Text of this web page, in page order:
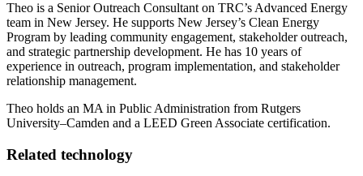
Theo is a Senior Outreach Consultant on TRC’s Advanced Energy
team in New Jersey. He supports New Jersey’s Clean Energy
Program by leading community engagement, stakeholder outreach,
and strategic partnership development. He has 10 years of
experience in outreach, program implementation, and stakeholder
relationship management. ​​​​‌ ‍ ​‍​‍‌‍ ‌ ​‍‌‍‍‌‌‍‌ ‌‍‍‌‌‍ ‍​‍​‍​ ‍‍​‍​‍‌ ​ ‌‍​‌‌‍ ‍‌‍‍‌‌ ‌​‌ ‍‌​‍ ‍‌‍‍‌‌‍ ​‍​‍​‍ ​​‍​‍‌‍‍​‌ ​‍‌‍‌‌‌‍‌‍​‍​‍​ ‍‍​‍​‍‌‍‍​‌ ‌​‌ ‌​‌ ​​​ ‍‍​‍ ​‍ ‌‍ ​‌‍ ‌‍​ ‌‍​‌‌‍ ​‌‍‍​‌‍ ‌ ​ ‌ ‌​​ ‍‍​ ​ ​ ​ ​ ​ ​ ​ ​‍ ‌‍‍‌‌‍ ‍‌ ‌​‌‍‌‌‌‍ ‍‌ ‌​​‍ ‌‍‌‌‌‍‌​‌‍‍‌‌ ‌​​‍ ‌‍ ‌‌‍ ‌‍‌​‌‍‌‌​ ‌‌ ​​‌ ​‍‌‍‌‌‌ ​ ‌‍‌‌‌‍ ‍‌ ‌​‌‍​‌‌ ‌​‌‍‍‌‌‍ ‌‍ ‍​ ‍ ‌‍‍‌‌‍‌​​ ‌​ ‌ ​ ‌‌​ ‌‌‌‍​ ​ ​ ​ ‌ ​ ‍​​ ‌​​‍ ‌‌‍​ ​ ‍​​ ‌​‌‍‌‍​‍ ‌​ ‌​‌‍‌‍​ ​‌‌‍‌​​‍ ‌​ ‍​​ ‌‌‌‍​‌‌‍​ ​‍ ‌‌‍‌​​ ‍​​ ​​‌‍​‌‌‍‌‌​ ‍‌​ ‌‌​ ​​​ ​‌‌‍​ ​ ​​‌‍​ ​ ‍ ‌ ‌​‌ ‍‌‌ ​​‌‍‌‌​ ‌‌‍‌‌‌ ‌‍‌‍‌‌‌‍ ‍‌ ‌​​ ‍ ‌ ​​‌‍​‌‌ ‌​‌‍‍​​ ‌‌ ​ ‌‍‍‌‌‍‌​‌‍‌‌‌‍​‍‌‍​‌‌ ​‍​‍‌‌​ ‌‌‌​​‍‌‌ ‌‍‍ ‌‍‌‌‌ ‍‌​‍‌‌​ ​ ‌​‌​​‍‌‌​ ​ ‌​‌​​‍‌‌​ ​‍​ ​‍‌‍​‌​ ​‌​ ‌‍‌‍‌​‌‍‌‌​ ‍‌​ ‍​​ ‌​​ ‌‌​ ​‌‌‍​‍‌‍‌‍​‍‌‌​ ​‍​ ​‍​‍‌‌​ ‌‌‌​‌​​‍ ‍‌‍​ ‌‍ ‌‍ ‍‌ ‌​‌‍‌‌‌‍ ‍‌ ‌​​‍‌‌​ ‌‌‌​​‍‌‌ ‌‍‍ ‌‍‌‌‌ ‍‌​‍‌‌​ ​ ‌​‌​​‍‌‌​ ​ ‌​‌​​‍‌‌​ ​‍​ ​‍‌‍​ ‌‍‌​​ ‌ ​ ​‌​ ‍‌‌‍‌‌‌‍​‍​ ‌​​ ‌​‌‍‌‍‌‍​‌​ ‌ ​‍‌‌​ ​‍​ ​‍​‍‌‌​ ‌‌‌​‌​​‍ ‍‌‍​ ‌‍‍​‌‍‍‌‌‍ ​‌‍‌​‌ ​‍‌‍‌‌‌‍ ‍​‍‌‌​ ‌‌‌​​‍‌‌ ‌‍‍ ‌‍‌‌‌ ‍‌​‍‌‌​ ​ ‌​‌​​‍‌‌​ ​ ‌​‌​​‍‌‌​ ​‍​ ​‍​ ‌‌​ ​‍​ ​​​ ​‌​ ‌‌​ ‍​‌‍‌‌‌‍​‍​ ​​​ ​​‌‍‌​‌‍‌​​‍‌‌​ ​‍​ ​‍​‍‌‌​ ‌‌‌​‌​​‍ ‍‌ ‌​‌‍‌‌‌ ‍​‌ ‌​​ ‌‍​‍‌‍​‌‌ ​ ‌‍‌‌‌‌‌‌‌ ​‍‌‍ ​​ ‌‌‍‍​‌ ‌​‌ ‌​‌ ​​​‍‌‌​ ​ ‌​​‌​‍‌‌​ ​‍‌​‌‍​‍‌‌​ ​‍‌​‌‍‌‍ ​‌‍ ‌‍​ ‌‍​‌‌‍ ​‌‍‍​‌‍ ‌ ​ ‌ ‌​​‍‌‌​ ​ ‌​​‌​ ​ ​ ​ ​ ​ ​ ​ ​‍‌‍‌‍‍‌‌‍‌​​ ‌​ ‌ ​ ‌‌​ ‌‌‌‍​ ​ ​ ​ ‌ ​ ‍​​ ‌​​‍ ‌‌‍​ ​ ‍​​ ‌​‌‍‌‍​‍ ‌​ ‌​‌‍‌‍​ ​‌‌‍‌​​‍ ‌​ ‍​​ ‌‌‌‍​‌‌‍​ ​‍ ‌‌‍‌​​ ‍​​ ​​‌‍​‌‌‍‌‌​ ‍‌​ ‌‌​ ​​​ ​‌‌‍​ ​ ​​‌‍​ ​‍‌‍‌ ‌​‌ ‍‌‌ ​​‌‍‌‌​ ‌‌‍‌‌‌ ‌‍‌‍‌‌‌‍ ‍‌ ‌​​‍‌‍‌ ​​‌‍​‌‌ ‌​‌‍‍​​ ‌‌ ​ ‌‍‍‌‌‍‌​‌‍‌‌‌‍​‍‌‍​‌‌ ​‍​‍‌‌​ ‌‌‌​​‍‌‌ ‌‍‍ ‌‍‌‌‌ ‍‌​‍‌‌​ ​ ‌​‌​​‍‌‌​ ​ ‌​‌​​‍‌‌​ ​‍​ ​‍‌‍​‌​ ​‌​ ‌‍‌‍‌​‌‍‌‌​ ‍‌​ ‍​​ ‌​​ ‌‌​ ​‌‌‍​‍‌‍‌‍​‍‌‌​ ​‍​ ​‍​‍‌‌​ ‌‌‌​‌​​‍ ‍‌‍​ ‌‍ ‌‍ ‍‌ ‌​‌‍‌‌‌‍ ‍‌ ‌​​‍‌‌​ ‌‌‌​​‍‌‌ ‌‍‍ ‌‍‌‌‌ ‍‌​‍‌‌​ ​ ‌​‌​​‍‌‌​ ​ ‌​‌​​‍‌‌​ ​‍​ ​‍‌‍​ ‌‍‌​​ ‌ ​ ​‌​ ‍‌‌‍‌‌‌‍​‍​ ‌​​ ‌​‌‍‌‍‌‍​‌​ ‌ ​‍‌‌​ ​‍​ ​‍​‍‌‌​ ‌‌‌​‌​​‍ ‍‌‍​ ‌‍‍​‌‍‍‌‌‍ ​‌‍‌​‌ ​‍‌‍‌‌‌‍ ‍​‍‌‌​ ‌‌‌​​‍‌‌ ‌‍‍ ‌‍‌‌‌ ‍‌​‍‌‌​ ​ ‌​‌​​‍‌‌​ ​ ‌​‌​​‍‌‌​ ​‍​ ​‍​ ‌‌​ ​‍​ ​​​ ​‌​ ‌‌​ ‍​‌‍‌‌‌‍​‍​ ​​​ ​​‌‍‌​‌‍‌​​‍‌‌​ ​‍​ ​‍​‍‌‌​ ‌‌‌​‌​​‍ ‍‌ ‌​‌‍‌‌‌ ‍​‌ ‌​​‍‌‍‌ ​​‌‍‌‌‌ ​‍‌ ​ ‌ ​​‌‍‌‌‌‍​ ‌ ‌​‌‍‍‌‌ ‌‍‌‍‌‌​ ‌‌ ​​‌ ‌‌‌‍​‍‌‍ ​‌‍‍‌‌ ​ ‌‍‍​‌‍‌‌‌‍‌​​‍​‍‌ ‌
Theo holds an MA in Public Administration from Rutgers
University–Camden and a LEED Green Associate certification.​​​​‌ ‍ ​‍​‍‌‍ ‌ ​‍‌‍‍‌‌‍‌ ‌‍‍‌‌‍ ‍​‍​‍​ ‍‍​‍​‍‌ ​ ‌‍​‌‌‍ ‍‌‍‍‌‌ ‌​‌ ‍‌​‍ ‍‌‍‍‌‌‍ ​‍​‍​‍ ​​‍​‍‌‍‍​‌ ​‍‌‍‌‌‌‍‌‍​‍​‍​ ‍‍​‍​‍‌‍‍​‌ ‌​‌ ‌​‌ ​​​ ‍‍​‍ ​‍ ‌‍ ​‌‍ ‌‍​ ‌‍​‌‌‍ ​‌‍‍​‌‍ ‌ ​ ‌ ‌​​ ‍‍​ ​ ​ ​ ​ ​ ​ ​ ​‍ ‌‍‍‌‌‍ ‍‌ ‌​‌‍‌‌‌‍ ‍‌ ‌​​‍ ‌‍‌‌‌‍‌​‌‍‍‌‌ ‌​​‍ ‌‍ ‌‌‍ ‌‍‌​‌‍‌‌​ ‌‌ ​​‌ ​‍‌‍‌‌‌ ​ ‌‍‌‌‌‍ ‍‌ ‌​‌‍​‌‌ ‌​‌‍‍‌‌‍ ‌‍ ‍​ ‍ ‌‍‍‌‌‍‌​​ ‌​ ‌ ​ ‌‌​ ‌‌‌‍​ ​ ​ ​ ‌ ​ ‍​​ ‌​​‍ ‌‌‍​ ​ ‍​​ ‌​‌‍‌‍​‍ ‌​ ‌​‌‍‌‍​ ​‌‌‍‌​​‍ ‌​ ‍​​ ‌‌‌‍​‌‌‍​ ​‍ ‌‌‍‌​​ ‍​​ ​​‌‍​‌‌‍‌‌​ ‍‌​ ‌‌​ ​​​ ​‌‌‍​ ​ ​​‌‍​ ​ ‍ ‌ ‌​‌ ‍‌‌ ​​‌‍‌‌​ ‌‌‍‌‌‌ ‌‍‌‍‌‌‌‍ ‍‌ ‌​​ ‍ ‌ ​​‌‍​‌‌ ‌​‌‍‍​​ ‌‌ ​ ‌‍‍‌‌‍‌​‌‍‌‌‌‍​‍‌‍​‌‌ ​‍​‍‌‌​ ‌‌‌​​‍‌‌ ‌‍‍ ‌‍‌‌‌ ‍‌​‍‌‌​ ​ ‌​‌​​‍‌‌​ ​ ‌​‌​​‍‌‌​ ​‍​ ​‍‌‍​‌​ ​‌​ ‌‍‌‍‌​‌‍‌‌​ ‍‌​ ‍​​ ‌​​ ‌‌​ ​‌‌‍​‍‌‍‌‍​‍‌‌​ ​‍​ ​‍​‍‌‌​ ‌‌‌​‌​​‍ ‍‌‍​ ‌‍ ‌‍ ‍‌ ‌​‌‍‌‌‌‍ ‍‌ ‌​​‍‌‌​ ‌‌‌​​‍‌‌ ‌‍‍ ‌‍‌‌‌ ‍‌​‍‌‌​ ​ ‌​‌​​‍‌‌​ ​ ‌​‌​​‍‌‌​ ​‍​ ​‍​ ​ ​ ‌ ​ ​​​ ‌‌‌‍​‍‌‍‌‌​ ‌ ‌‍‌​​ ‌​​ ‌‍​ ​​​ ‍‌​‍‌‌​ ​‍​ ​‍​‍‌‌​ ‌‌‌​‌​​‍ ‍‌‍​ ‌‍‍​‌‍‍‌‌‍ ​‌‍‌​‌ ​‍‌‍‌‌‌‍ ‍​‍‌‌​ ‌‌‌​​‍‌‌ ‌‍‍ ‌‍‌‌‌ ‍‌​‍‌‌​ ​ ‌​‌​​‍‌‌​ ​ ‌​‌​​‍‌‌​ ​‍​ ​‍​ ‌‌​ ​‍​ ​​​ ​‌​ ‌‌​ ‍​‌‍‌‌‌‍​‍​ ​​​ ​​‌‍‌​‌‍‌​​‍‌‌​ ​‍​ ​‍​‍‌‌​ ‌‌‌​‌​​‍ ‍‌ ‌​‌‍‌‌‌ ‍​‌ ‌​​ ‌‍​‍‌‍​‌‌ ​ ‌‍‌‌‌‌‌‌‌ ​‍‌‍ ​​ ‌‌‍‍​‌ ‌​‌ ‌​‌ ​​​‍‌‌​ ​ ‌​​‌​‍‌‌​ ​‍‌​‌‍​‍‌‌​ ​‍‌​‌‍‌‍ ​‌‍ ‌‍​ ‌‍​‌‌‍ ​‌‍‍​‌‍ ‌ ​ ‌ ‌​​‍‌‌​ ​ ‌​​‌​ ​ ​ ​ ​ ​ ​ ​ ​‍‌‍‌‍‍‌‌‍‌​​ ‌​ ‌ ​ ‌‌​ ‌‌‌‍​ ​ ​ ​ ‌ ​ ‍​​ ‌​​‍ ‌‌‍​ ​ ‍​​ ‌​‌‍‌‍​‍ ‌​ ‌​‌‍‌‍​ ​‌‌‍‌​​‍ ‌​ ‍​​ ‌‌‌‍​‌‌‍​ ​‍ ‌‌‍‌​​ ‍​​ ​​‌‍​‌‌‍‌‌​ ‍‌​ ‌‌​ ​​​ ​‌‌‍​ ​ ​​‌‍​ ​‍‌‍‌ ‌​‌ ‍‌‌ ​​‌‍‌‌​ ‌‌‍‌‌‌ ‌‍‌‍‌‌‌‍ ‍‌ ‌​​‍‌‍‌ ​​‌‍​‌‌ ‌​‌‍‍​​ ‌‌ ​ ‌‍‍‌‌‍‌​‌‍‌‌‌‍​‍‌‍​‌‌ ​‍​‍‌‌​ ‌‌‌​​‍‌‌ ‌‍‍ ‌‍‌‌‌ ‍‌​‍‌‌​ ​ ‌​‌​​‍‌‌​ ​ ‌​‌​​‍‌‌​ ​‍​ ​‍‌‍​‌​ ​‌​ ‌‍‌‍‌​‌‍‌‌​ ‍‌​ ‍​​ ‌​​ ‌‌​ ​‌‌‍​‍‌‍‌‍​‍‌‌​ ​‍​ ​‍​‍‌‌​ ‌‌‌​‌​​‍ ‍‌‍​ ‌‍ ‌‍ ‍‌ ‌​‌‍‌‌‌‍ ‍‌ ‌​​‍‌‌​ ‌‌‌​​‍‌‌ ‌‍‍ ‌‍‌‌‌ ‍‌​‍‌‌​ ​ ‌​‌​​‍‌‌​ ​ ‌​‌​​‍‌‌​ ​‍​ ​‍​ ​ ​ ‌ ​ ​​​ ‌‌‌‍​‍‌‍‌‌​ ‌ ‌‍‌​​ ‌​​ ‌‍​ ​​​ ‍‌​‍‌‌​ ​‍​ ​‍​‍‌‌​ ‌‌‌​‌​​‍ ‍‌‍​ ‌‍‍​‌‍‍‌‌‍ ​‌‍‌​‌ ​‍‌‍‌‌‌‍ ‍​‍‌‌​ ‌‌‌​​‍‌‌ ‌‍‍ ‌‍‌‌‌ ‍‌​‍‌‌​ ​ ‌​‌​​‍‌‌​ ​ ‌​‌​​‍‌‌​ ​‍​ ​‍​ ‌‌​ ​‍​ ​​​ ​‌​ ‌‌​ ‍​‌‍‌‌‌‍​‍​ ​​​ ​​‌‍‌​‌‍‌​​‍‌‌​ ​‍​ ​‍​‍‌‌​ ‌‌‌​‌​​‍ ‍‌ ‌​‌‍‌‌‌ ‍​‌ ‌​​‍‌‍‌ ​​‌‍‌‌‌ ​‍‌ ​ ‌ ​​‌‍‌‌‌‍​ ‌ ‌​‌‍‍‌‌ ‌‍‌‍‌‌​ ‌‌ ​​‌ ‌‌‌‍​‍‌‍ ​‌‍‍‌‌ ​ ‌‍‍​‌‍‌‌‌‍‌​​‍​‍‌ ‌
Related technology